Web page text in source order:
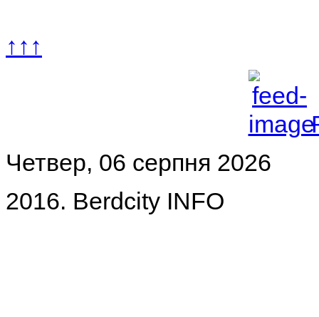
↑↑↑
Четвер, 06 серпня 2026
2016. Berdcity INFO